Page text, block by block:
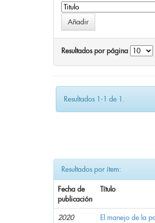
Resultados por página
Resultados 1-1 de 1.
Resultados por ítem:
Fecha de
publicación
Título
2020 El manejo de la